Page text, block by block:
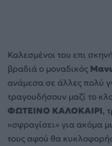
Καλεσμένοι του επι
βραδιά ο μοναδικός
ανάμεσα σε άλλες πολύ
τραγουδήσουν μαζί το
ΦΩΤΕΙΝΟ ΚΑΛΟΚΑΙΡΙ,
«σφραγίσει» για ακόμα
τους αφού θα